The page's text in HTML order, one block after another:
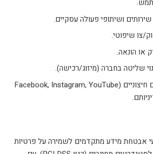
ושיתופי פעולה עסקיים.
צו שיפוטי.
או הונאה.
שליטה בחברה (מיזוג/רכישה).
שימוש באתרים חיצוניים (Facebook, Instagram, YouTube
אבטחת מידע מתקדמים לשמירה על פרטיות